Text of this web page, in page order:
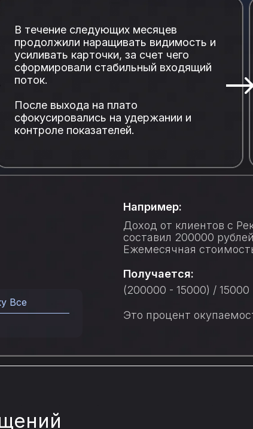
В течение следующих месяцев
продолжили наращивать видимость и
усиливать карточки, за счет чего
сформировали стабильный входящий
поток.
После выхода на плато
сфокусировались на удержании и
контроле показателей.
Например:
Получается:
Доход от клиентов с
составил 200000
Ежемесячная
Это процент
(200000 - 15000) /
Все